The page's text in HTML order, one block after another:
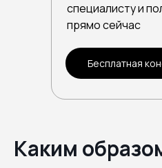
Бесплатная
специалисту и
прямо сейчас
Каким